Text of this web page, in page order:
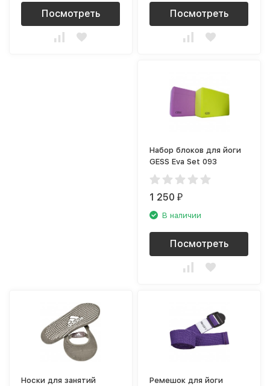
Посмотреть Посмотреть
Набор блоков для йоги
GESS Eva Set 093
1 250₽
В наличии
Посмотреть
Носки для занятий
Ремешок для йоги